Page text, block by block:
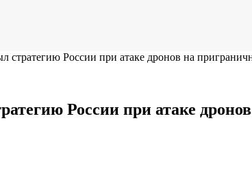
стратегию России при атаке дронов на
России при атаке